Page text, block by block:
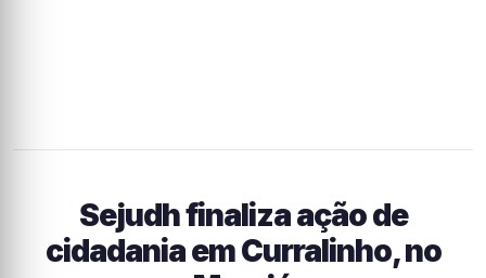
Sejudh finaliza ação de
cidadania em Curralinho, no